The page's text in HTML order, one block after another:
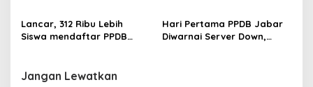
Data Tak Wajar ! Gugurkan
Lancar, 312 Ribu Lebih
Siswa mendaftar PPDB
Hari Pertama PPDB Jabar
Diwarnai Server Down,
Jangan Lewatkan